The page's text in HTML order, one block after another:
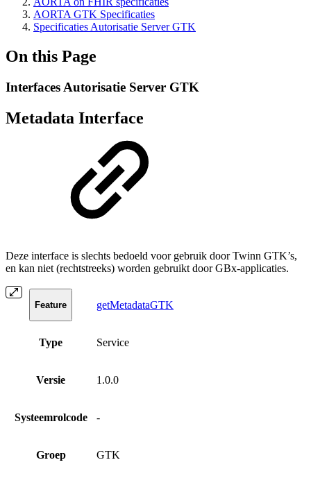
AORTA GTK Specificaties
Specificaties Autorisatie Server GTK
On this Page
Interfaces Autorisatie Server GTK
Metadata Interface
Deze interface is slechts bedoeld voor gebruik door Twinn GTK’s,
en kan niet (rechtstreeks) worden gebruikt door GBx-applicaties.
Feature getMetadataGTK
Type Service
Versie 1.0.0
Systeemrolcode -
Groep GTK